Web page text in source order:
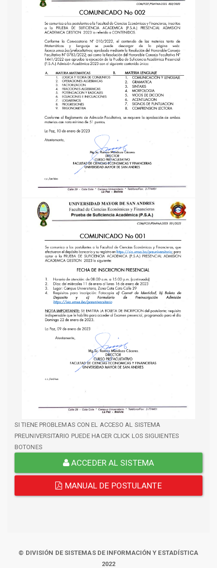
SI TIENE PROBLEMAS CON EL ACCESO AL SISTEMA
PREUNIVERSITARIO PUEDE HACER CLICK LOS SIGUIENTES
BOTONES
ACCEDER AL SISTEMA
MANUAL DE POSTULANTE
© DIVISIÓN DE SISTEMAS DE INFORMACIÓN Y ESTADÍSTICA
2022